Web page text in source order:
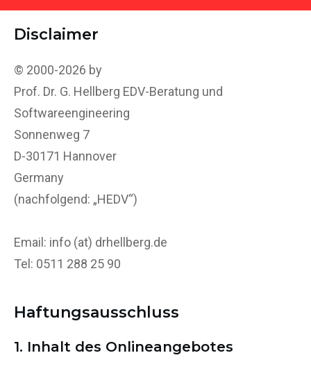
Disclaimer
© 2000-2026 by
Prof. Dr. G. Hellberg EDV-Beratung und
Softwareengineering
Sonnenweg 7
D-30171 Hannover
Germany
(nachfolgend: „HEDV“)
Email: info (at) drhellberg.de
Tel: 0511 288 25 90
Haftungsausschluss
1. Inhalt des Onlineangebotes